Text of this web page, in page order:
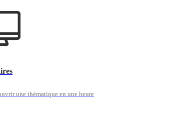
une thématique en une heure